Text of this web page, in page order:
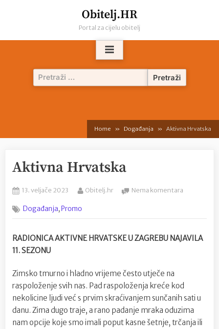
Obitelj.HR
Portal za cijelu obitelj
Pretraži:
Home Događanja Aktivna Hrvatska
Aktivna Hrvatska
Posted
13. veljače 2023 By
Obitelj.hr Nema komentara
Događanja,Promo
RADIONICA AKTIVNE HRVATSKE U ZAGREBU NAJAVILA
11. SEZONU
Zimsko tmurno i hladno vrijeme često utječe na
raspoloženje svih nas. Pad raspoloženja kreće kod
nekolicine ljudi već s prvim skraćivanjem sunčanih sati u
danu. Zima dugo traje, a rano padanje mraka oduzima
nam opcije koje smo imali poput kasne šetnje, trčanja ili